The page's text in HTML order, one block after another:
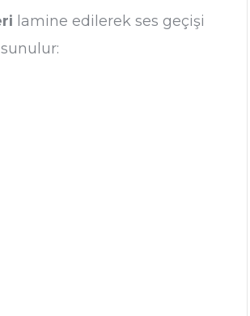
lamine edilerek ses geçişi